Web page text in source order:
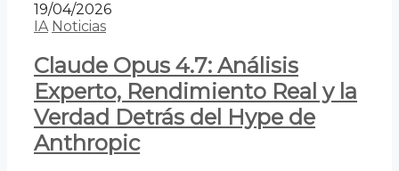
19/04/2026
IA Noticias
Claude Opus 4.7: Análisis
Experto, Rendimiento Real y la
Verdad Detrás del Hype de
Anthropic